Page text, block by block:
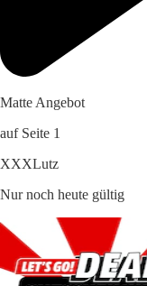
Matte Angebot
auf Seite 1
XXXLutz
Nur noch heute gültig